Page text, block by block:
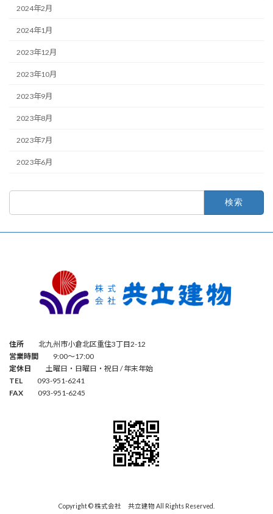
2024年2月
2024年1月
2023年12月
2023年10月
2023年9月
2023年8月
2023年7月
2023年6月
住所 北九州市小倉北区重住3丁目2-12
営業時間 9:00～17:00
定休日 土曜日・日曜日・祝日 / 年末年始
TEL 093-951-6241
FAX 093-951-6245
Copyright © 株式会社 共立建物 All Rights Reserved.